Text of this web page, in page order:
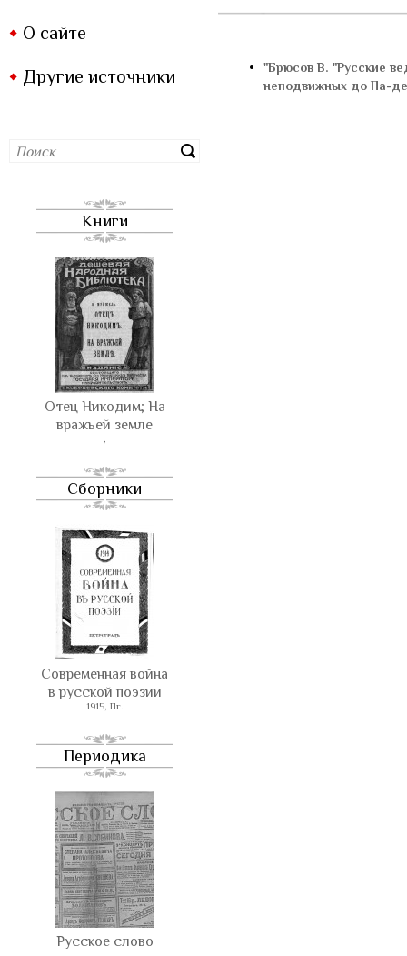
О сайте
Другие источники
Книги
Отец Никодим; На
вражьей земле
Сборники
Современная война
в русской поэзии
1915, Пг.
Периодика
Русское слово
•
"Брюсов В. "Русские
неподвижных до Па-